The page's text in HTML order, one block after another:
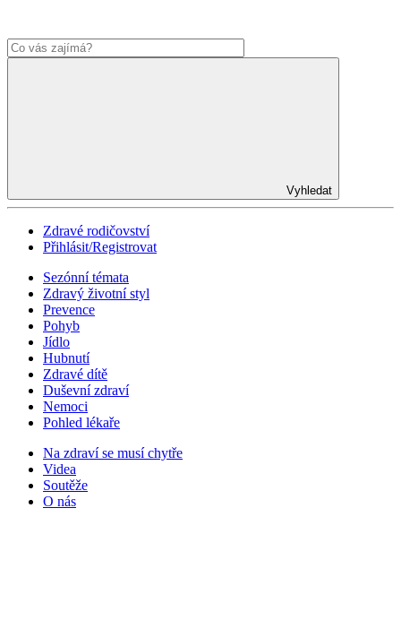
Vyhledat
Zdravé rodičovství
Přihlásit/Registrovat
Sezónní témata
Zdravý životní styl
Prevence
Pohyb
Jídlo
Hubnutí
Zdravé dítě
Duševní zdraví
Nemoci
Pohled lékaře
Na zdraví se musí chytře
Videa
Soutěže
O nás